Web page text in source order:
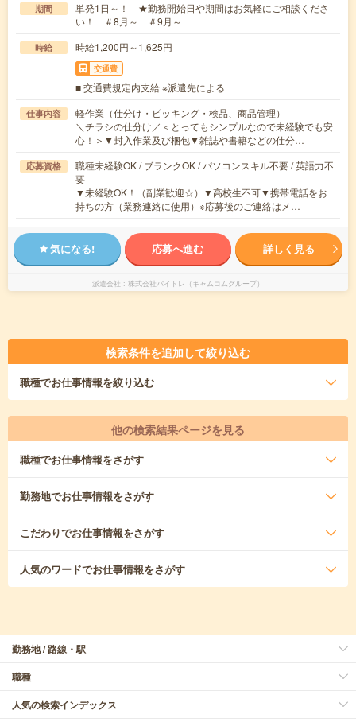
期間
単発1日～！ ★勤務開始日や期間はお気軽にご相談くださ
い！ ＃8月～ ＃9月～
時給 時給1,200円～1,625円
交通費
■ 交通費規定内支給 ※派遣先による
仕事内容
軽作業（仕分け・ピッキング・検品、商品管理）
＼チラシの仕分け／＜とってもシンプルなので未経験でも安
心！＞▼封入作業及び梱包▼雑誌や書籍などの仕分…
応募資格
職種未経験OK / ブランクOK / パソコンスキル不要 / 英語力不
要
▼未経験OK！（副業歓迎☆）▼高校生不可▼携帯電話をお
持ちの方（業務連絡に使用）※応募後のご連絡はメ…
気になる! 応募へ進む 詳しく見る
派遣会社 株式会社バイトレ（キャムコムグループ）
検索条件を追加して絞り込む
職種でお仕事情報を絞り込む
他の検索結果ページを見る
職種でお仕事情報をさがす
勤務地でお仕事情報をさがす
こだわりでお仕事情報をさがす
人気のワードでお仕事情報をさがす
勤務地 / 路線・駅
職種
人気の検索インデックス